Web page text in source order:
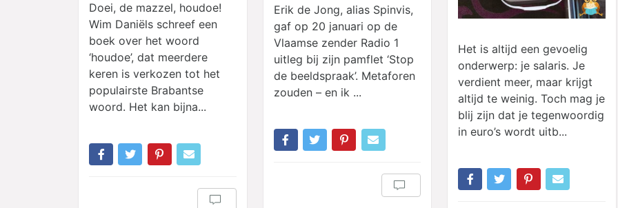
Doei, de mazzel, houdoe!
Wim Daniëls schreef een
boek over het woord
‘houdoe’, dat meerdere
keren is verkozen tot het
populairste Brabantse
woord. Het kan bijna...
Erik de Jong, alias Spinvis,
gaf op 20 januari op de
Vlaamse zender Radio 1
uitleg bij zijn pamflet ‘Stop
de beeldspraak’. Metaforen
zouden – en ik ...
Het is altijd een gevoelig
onderwerp: je salaris. Je
verdient meer, maar krijgt
altijd te weinig. Toch mag je
blij zijn dat je tegenwoordig
in euro’s wordt uitb...